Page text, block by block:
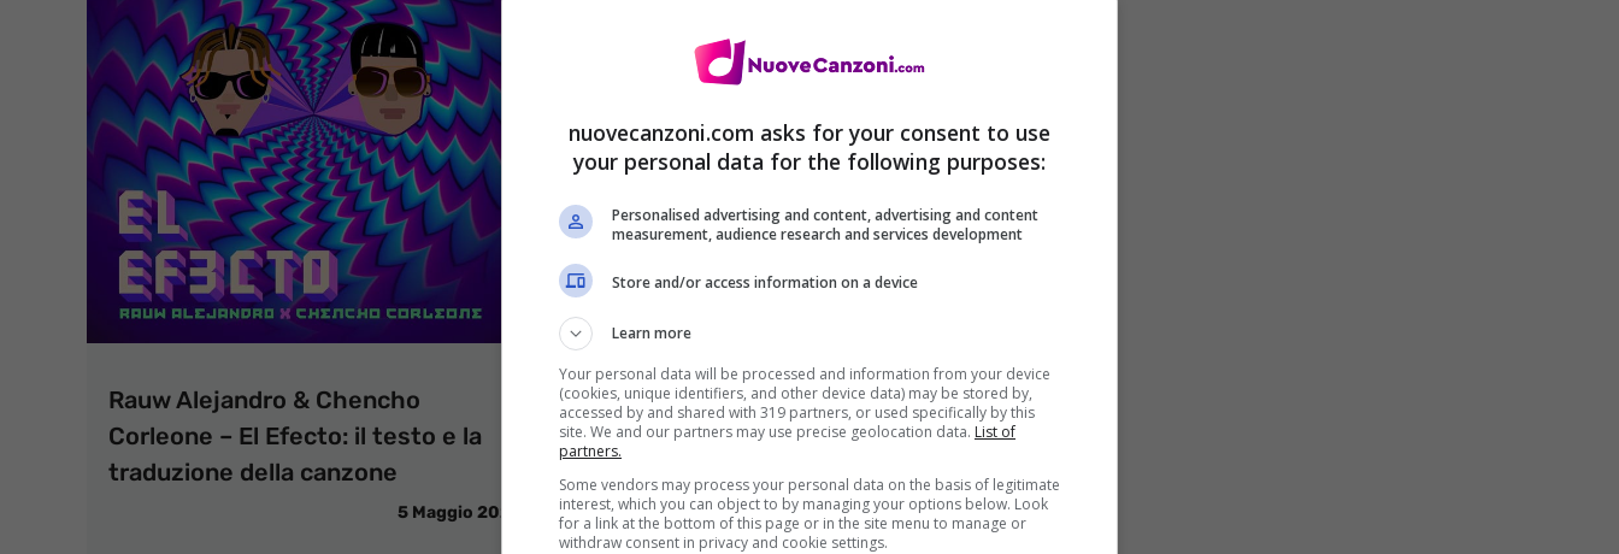
Rauw Alejandro & Chencho
Corleone – El Efecto: il testo e la
traduzione della canzone
5 Maggio 2020
Rauw Alejandro, Myke Towers –
Ponte Pa’ Mí: video, testo e
traduzione della canzone
20 Aprile 2020
nuovecanzoni.com asks for your consent to use
your personal data for the following purposes:
Personalised advertising and content, advertising and content
measurement, audience research and services development
Store and/or access information on a device
Learn more
Your personal data will be processed and information from your device
(cookies, unique identifiers, and other device data) may be stored by,
accessed by and shared with 319 partners, or used specifically by this
site. We and our partners may use precise geolocation data. List of
partners.
Some vendors may process your personal data on the basis of legitimate
interest, which you can object to by managing your options below. Look
for a link at the bottom of this page or in the site menu to manage or
withdraw consent in privacy and cookie settings.